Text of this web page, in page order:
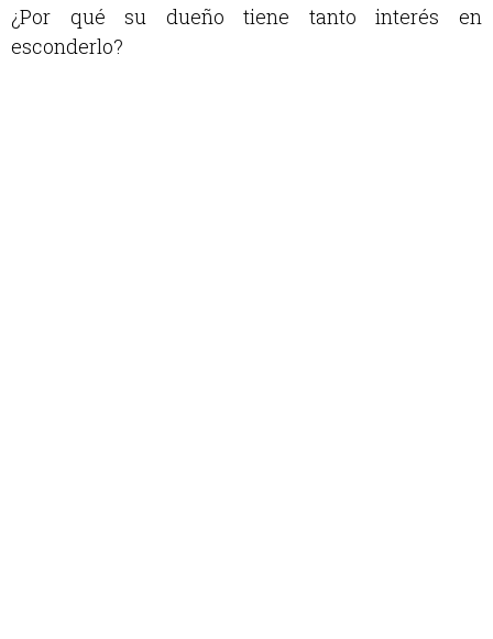
¿Por qué su dueño tiene tanto interés en
esconderlo?